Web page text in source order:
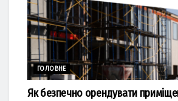
ГОЛОВНЕ
Як безпечно орендувати